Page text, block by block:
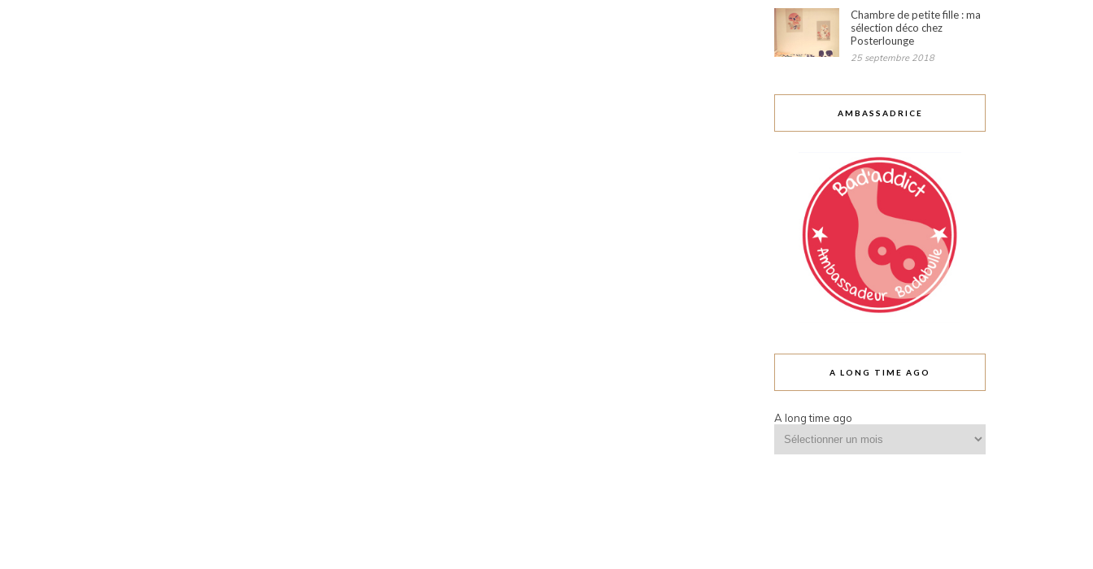
Chambre de petite fille : ma
sélection déco chez
Posterlounge
25 septembre 2018
AMBASSADRICE
A LONG TIME AGO
A long time ago